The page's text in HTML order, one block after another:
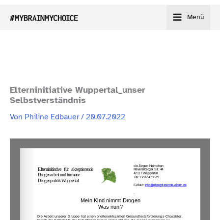
Inhalt
Menü
Elterninitiative Wuppertal_​unser
Selbstverständnis
Von Philine Edbauer/20.07.2022